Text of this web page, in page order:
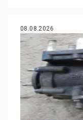
08.08.2026